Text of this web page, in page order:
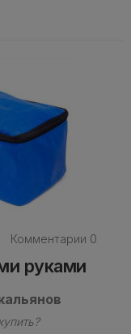
Комментарии 0
руками